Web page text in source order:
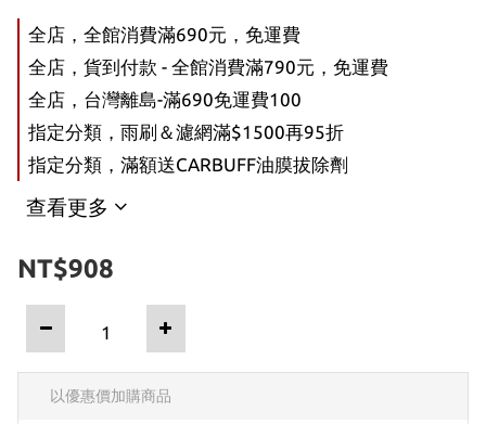
全店，全館消費滿690元，免運費
全店，貨到付款 - 全館消費滿790元，免運費
全店，台灣離島-滿690免運費100
指定分類，雨刷＆濾網滿$1500再95折
指定分類，滿額送CARBUFF油膜拔除劑
查看更多
NT$908
以優惠價加購商品